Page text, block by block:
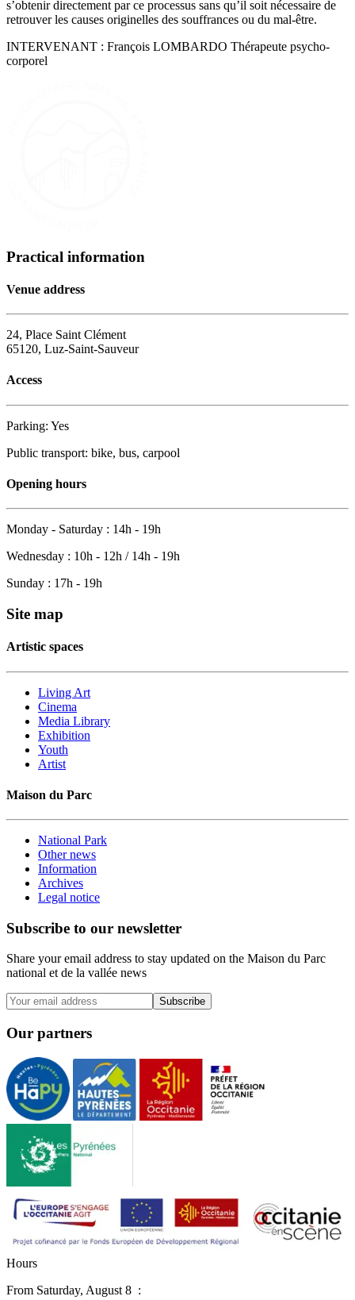
s’obtenir directement par ce processus sans qu’il soit nécessaire de
retrouver les causes originelles des souffrances ou du mal-être.
INTERVENANT : François LOMBARDO Thérapeute psycho-
corporel
Practical information
Venue address
24, Place Saint Clément
65120, Luz-Saint-Sauveur
Access
Parking: Yes
Public transport: bike, bus, carpool
Opening hours
Monday - Saturday : 14h - 19h
Wednesday : 10h - 12h / 14h - 19h
Sunday : 17h - 19h
Site map
Artistic spaces
Living Art
Cinema
Media Library
Exhibition
Youth
Artist
Maison du Parc
National Park
Other news
Information
Archives
Legal notice
Subscribe to our newsletter
Share your email address to stay updated on the Maison du Parc
national et de la vallée news
Subscribe
Our partners
Hours
From Saturday, August 8 :